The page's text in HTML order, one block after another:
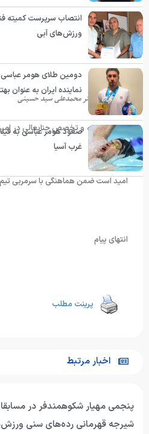
جناب آقای دکتر محمدعلی سید حسینی
حسب تجربه و تخصص جنابعالی در امر
میگردید.
امید است ضمن هماهنگی با سرمربی تیم
انتهای پیام
پرینت مطلب
انتصاب سرپرست کمیته
ورزش‌های آبی
دومین طلای هومر عباسی
نماینده ایران به عنوان
غرب آسیا
اخبار مرتبط
پنجمی مهیار شکوهمندفر در
شیرجه قهرمانی رده‌های سنی